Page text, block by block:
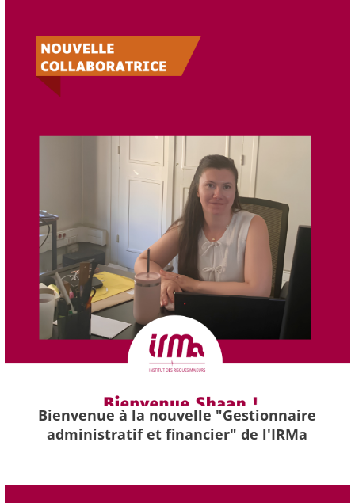
Bienvenue à la nouvelle "Gestionnaire
administratif et financier" de l'IRMa